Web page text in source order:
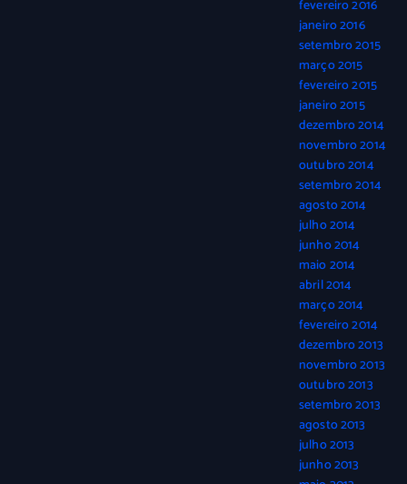
fevereiro 2016
janeiro 2016
setembro 2015
março 2015
fevereiro 2015
janeiro 2015
dezembro 2014
novembro 2014
outubro 2014
setembro 2014
agosto 2014
julho 2014
junho 2014
maio 2014
abril 2014
março 2014
fevereiro 2014
dezembro 2013
novembro 2013
outubro 2013
setembro 2013
agosto 2013
julho 2013
junho 2013